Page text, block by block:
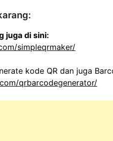
juga di sini:
simpleqrmaker/
kode QR dan juga
qrbarcodegenerator/